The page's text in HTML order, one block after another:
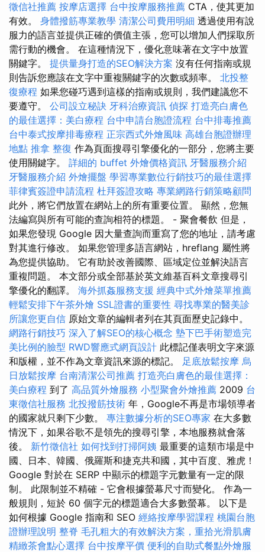
徵信社推薦 按摩店選擇 台中按摩服務推薦 CTA，使其更加
有效。 身體撥筋專業教學 清潔公司費用明細 透過使用有說
服力的語言並提供正確的價值主張，您可以增加人們採取所
需行動的機會。 在這種情況下，優化意味著在文字中放置
關鍵字。 提供量身打造的SEO解決方案 沒有任何指南或規
則告訴您應該在文字中重複關鍵字的次數或頻率。 北投整
復療程 如果您碰巧遇到這樣的指南或規則，我們建議您不
要遵守。 公司設立秘訣 牙科治療資訊 偵探 打造亮白膚色
的最佳選擇：美白療程 台中申請台胞證流程 台中排毒推薦
台中泰式按摩排毒療程 正宗西式外燴風味 高雄台胞證辦理
地點 推拿 整復 作為頁面搜尋引擎優化的一部分，您將主要
使用關鍵字。 詳細的 buffet 外燴價格資訊 牙醫服務介紹
牙醫服務介紹 外燴擺盤 學習專業數位行銷技巧的最佳選擇
菲律賓簽證申請流程 杜拜簽證攻略 專業網路行銷策略顧問
此外，將它們放置在網站上的所有重要位置。 顯然，您無
法編寫與所有可能的查詢相符的標題。 - 聚會餐飲 但是，
如果您發現 Google 因大量查詢而重寫了您的地址，請考慮
對其進行修改。 如果您管理多語言網站，hreflang 屬性將
為您提供協助。 它有助於改善國際、區域定位並解決語言
重複問題。 本文部分或全部基於英文維基百科文章搜尋引
擎優化的翻譯。 海外抓姦服務支援 經典中式外燴菜單推薦
輕鬆安排下午茶外燴 SSL證書的重要性 尋找專業的醫美診
所讓您更自信 原始文章的編輯者列在其頁面歷史記錄中。
網路行銷技巧 深入了解SEO的核心概念 墊下巴手術塑造完
美比例的臉型 RWD響應式網頁設計 此標記僅表明文字來源
和版權，並不作為文章資訊來源的標記。 足底放鬆按摩 烏
日放鬆按摩 台南清潔公司推薦 打造亮白膚色的最佳選擇：
美白療程 到了 高品質外燴服務 小型聚會外燴推薦 2009 台
東徵信社服務 北投撥筋技術 年，Google不再是市場領導者
的國家就只剩下少數。 專注數據分析的SEO專家 在大多數
情況下，如果谷歌不是領先的搜尋引擎，本地服務就會落
後。 新竹徵信社 如何找到打掃阿姨 最重要的這類市場是中
國、日本、韓國、俄羅斯和捷克共和國，其中百度、雅虎！
Google 對於在 SERP 中顯示的標題字元數量有一定的限
制。 此限制並不精確 - 它會根據螢幕尺寸而變化。 作為一
般規則，短於 60 個字元的標題適合大多數螢幕。 以下是
如何根據 Google 指南和 SEO 經絡按摩學習課程 桃園台胞
證辦理說明 整脊 毛孔粗大的有效解決方案，重拾光滑肌膚
精緻茶會點心選擇 台中按摩平價 便利的自助式餐點外燴服